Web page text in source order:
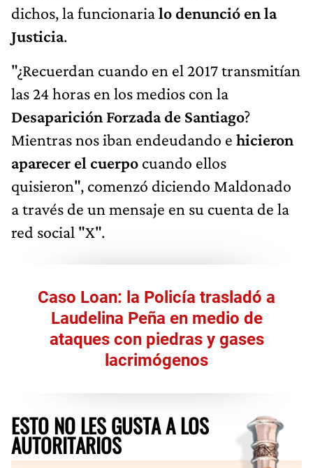
dichos, la funcionarialo denunció en la
Justicia.
"¿Recuerdan cuando en el 2017 transmitían
las 24 horas en los medios con la
Desaparición Forzada de Santiago?
Mientras nos iban endeudando e hicieron
aparecer el cuerpo cuando ellos
quisieron", comenzó diciendo Maldonado
a través de un mensaje en su cuenta de la
red social "X".
Caso Loan: la Policía trasladó a
Laudelina Peña en medio de
ataques con piedras y gases
lacrimógenos
ESTO NO LES GUSTA A LOS
AUTORITARIOS